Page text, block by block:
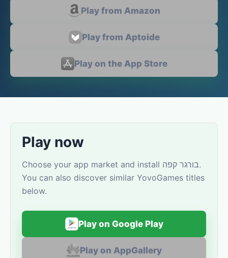
Play from Amazon
Play from Aptoide
Play on the App Store
Play now
Choose your app market and install בורגר קפה.
You can also discover similar YovoGames titles
below.
Play on Google Play
Play on AppGallery